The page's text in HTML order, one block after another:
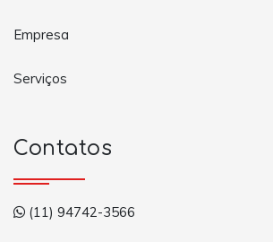
Empresa
Serviços
Contatos
(11) 94742-3566